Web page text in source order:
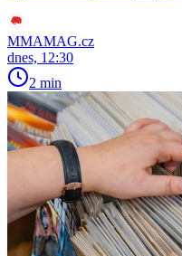
MMAMAG.cz
dnes, 12:30
2 min